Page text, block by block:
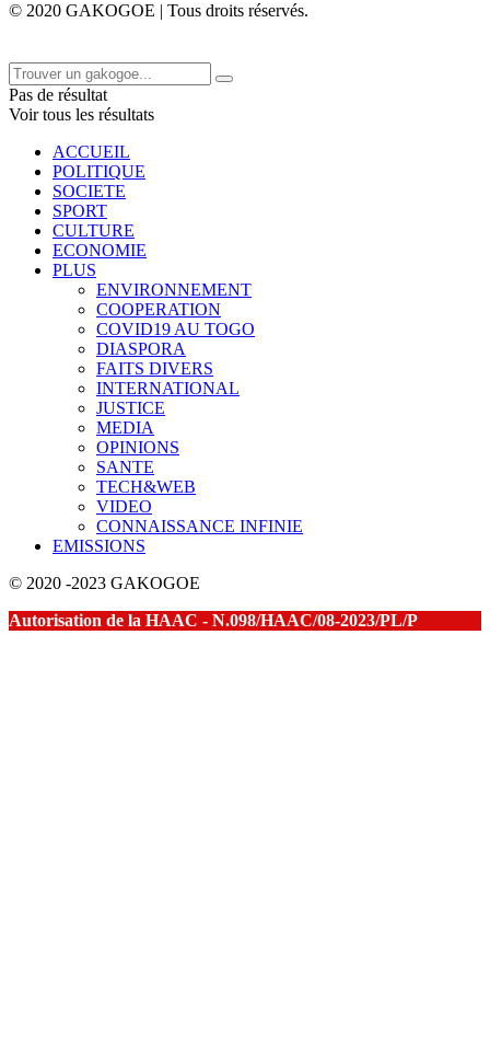
© 2020 GAKOGOE | Tous droits réservés.
Pas de résultat
Voir tous les résultats
ACCUEIL
POLITIQUE
SOCIETE
SPORT
CULTURE
ECONOMIE
PLUS
ENVIRONNEMENT
COOPERATION
COVID19 AU TOGO
DIASPORA
FAITS DIVERS
INTERNATIONAL
JUSTICE
MEDIA
OPINIONS
SANTE
TECH&WEB
VIDEO
CONNAISSANCE INFINIE
EMISSIONS
© 2020 -2023 GAKOGOE
Autorisation de la HAAC - N.098/HAAC/08-2023/PL/P